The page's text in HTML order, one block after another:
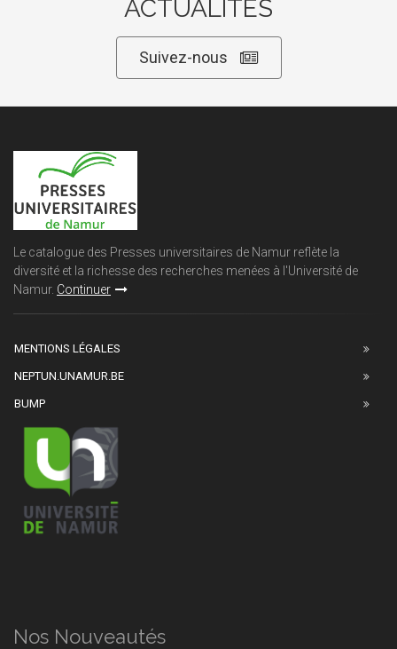
ACTUALITÉS
Suivez-nous
Le catalogue des Presses universitaires de Namur reflète la
diversité et la richesse des recherches menées à l'Université de
Namur. Continuer
MENTIONS LÉGALES
NEPTUN.UNAMUR.BE
BUMP
Nos Nouveautés